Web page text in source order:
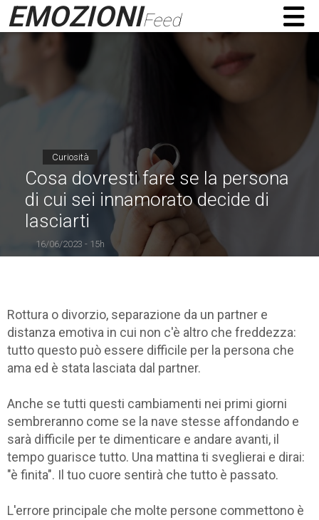
EMOZIONIFeed
Curiosità
Cosa dovresti fare se la persona
di cui sei innamorato decide di
lasciarti
16/06/2023 - 15h
Rottura o divorzio, separazione da un partner e
distanza emotiva in cui non c'è altro che freddezza:
tutto questo può essere difficile per la persona che
ama ed è stata lasciata dal partner.
Anche se tutti questi cambiamenti nei primi giorni
sembreranno come se la nave stesse affondando e
sarà difficile per te dimenticare e andare avanti, il
tempo guarisce tutto. Una mattina ti sveglierai e dirai:
"è finita". Il tuo cuore sentirà che tutto è passato.
L'errore principale che molte persone commettono è